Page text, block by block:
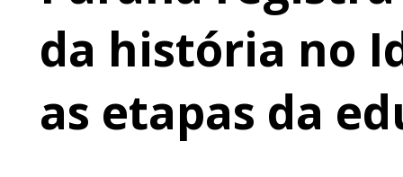
da história no
as etapas da